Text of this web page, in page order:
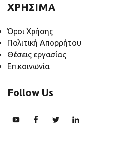
ΧΡΗΣΙΜΑ
Όροι Χρήσης
Πολιτική Απορρήτου
Θέσεις εργασίας
Επικοινωνία
Follow Us